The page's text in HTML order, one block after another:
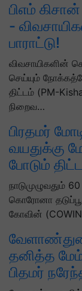
பிஎம்
-
பாராட்டு!
விவசாயிகளின்
செய்யும்
திட்டம் (PM-
நிறைவ…
பிரதமர்
வயதுக்கு
போடும்
நாடுமுழுவதும்
கொரோனா
கோவின்
தனித்த
பிதமர்